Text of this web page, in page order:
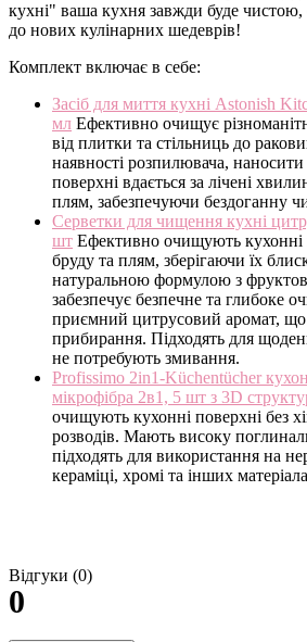
кухні" ваша кухня завжди буде
до нових кулінарних шедеврів!
Комплект включає в себе:
Засіб для миття кухні Astonish
мл Ефективно очищує
від плитки та стільниць до
наявності розпилювача, наносити
поверхні вдається за лічені
плям, забезпечуючи бездоганну
Серветки для чищення кухні
шт Ефективно очищують кухонні
бруду та плям, зберігаючи їх
натуральною формулою з
забезпечує безпечне та глибоке
приємний цитрусовий аромат, що
прибирання. Підходять для
не потребують змивання.​
Profissimo 2in1-Küchentücher
мікрофібра 2в1, 5 шт з 3D
очищують кухонні поверхні без
розводів. Мають високу
підходять для використання на
кераміці, хромі та інших
Відгуки (0)
0